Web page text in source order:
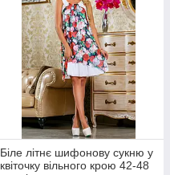
Біле літнє шифонову сукню у
квіточку вільного крою 42-48